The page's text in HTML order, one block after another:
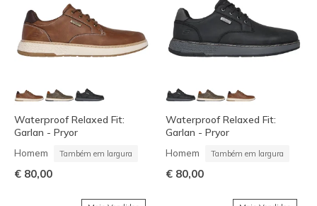
Waterproof Relaxed Fit:
Garlan - Pryor
Homem Também em largura
€ 80,00
Waterproof Relaxed Fit:
Garlan - Pryor
Homem Também em largura
€ 80,00